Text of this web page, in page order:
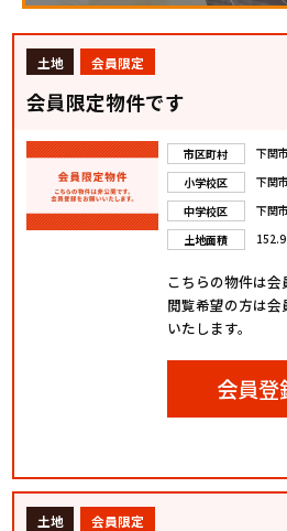
土地 会員限定
会員限定物件です
市区町村
下関
小学校区
下関
中学校区
下関
土地面積
152.9
こちらの物件は会
閲覧希望の方は
いたします。
会員登
土地 会員限定